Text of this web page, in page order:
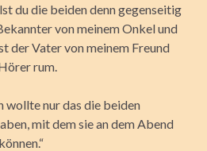
du die beiden denn gegenseitig
von meinem Onkel und
der Vater von meinem Freund
rum.
wollte nur das die beiden
mit dem sie an dem Abend